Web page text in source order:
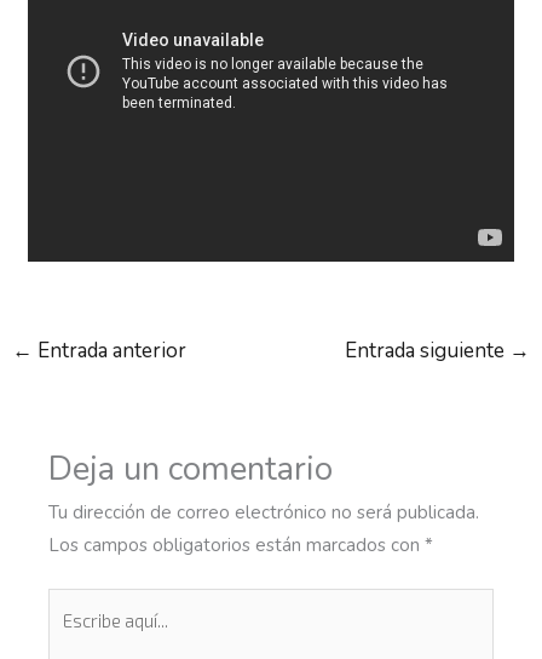
← Entrada anterior Entrada siguiente →
Deja un comentario
Tu dirección de correo electrónico no será publicada.
Los campos obligatorios están marcados con*